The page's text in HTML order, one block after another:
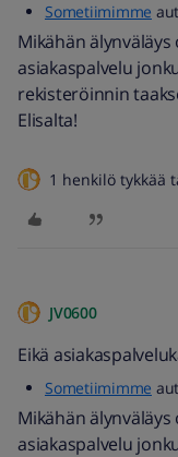
Sometiimimme
Mikähän
asiakaspalvelu
rekisteröinnin
Elisalta!
1 henkilö tykkää
JV0600
Eikä
Sometiimimme
Mikähän
asiakaspalvelu